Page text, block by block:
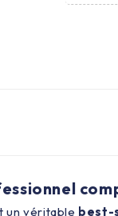
un véritable best-